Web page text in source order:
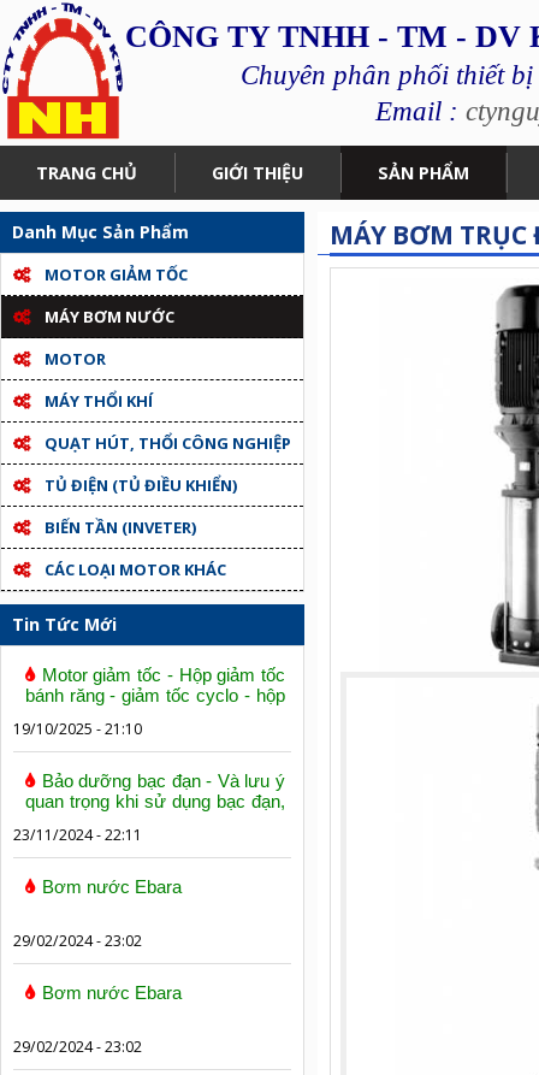
CÔNG TY TNHH - TM -
Chuyên phân phối thiết
Email :
TRANG CHỦ GIỚI THIỆU SẢN PHẨM
Danh Mục Sản Phẩm
MOTOR GIẢM TỐC
MÁY BƠM NƯỚC
MOTOR
MÁY THỔI KHÍ
QUẠT HÚT, THỔI CÔNG NGHIỆP
TỦ ĐIỆN (TỦ ĐIỀU KHIỂN)
BIẾN TẦN (INVETER)
CÁC LOẠI MOTOR KHÁC
Tin Tức Mới
Motor giảm tốc - Hộp giảm tốc
bánh răng - giảm tốc cyclo - hộp
19/10/2025 - 21:10
Bảo dưỡng bạc đạn - Và lưu ý
quan trọng khi sử dụng bạc đạn,
23/11/2024 - 22:11
Bơm nước Ebara
29/02/2024 - 23:02
Bơm nước Ebara
29/02/2024 - 23:02
MÁY BƠM